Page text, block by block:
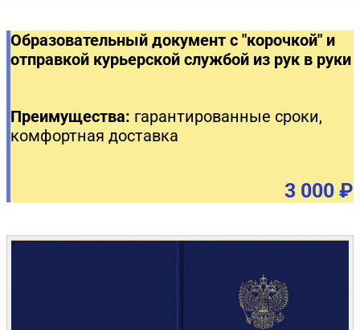
Образовательный документ с "корочкой" и
отправкой курьерской службой из рук в руки
Преимущества: гарантированные сроки,
комфортная доставка
3 000 ₽